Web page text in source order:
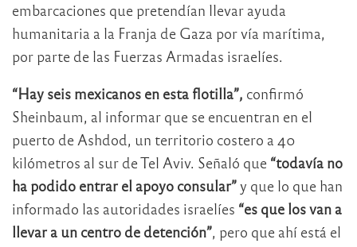
embarcaciones que pretendían llevar ayuda
humanitaria a la Franja de Gaza por vía marítima,
por parte de las Fuerzas Armadas israelíes.
“Hay seis mexicanos en esta flotilla”, confirmó
Sheinbaum, al informar que se encuentran en el
puerto de Ashdod, un territorio costero a 40
kilómetros al sur de Tel Aviv. Señaló que “todavía no
ha podido entrar el apoyo consular”y que lo que han
informado las autoridades israelíes “es que los van a
llevar a un centro de detención”, pero que ahí está el